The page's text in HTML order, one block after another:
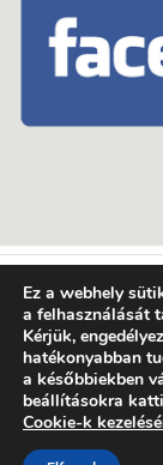
© 2014-2022
szállítási és
kapcsolat
Ez a webhely
a felhasználását
Kérjük,
hatékonyabban
a későbbiekben
beállításokra
Cookie-k